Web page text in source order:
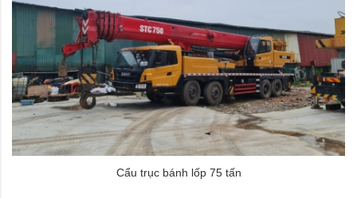
Cẩu trục bánh lốp 75 tấn